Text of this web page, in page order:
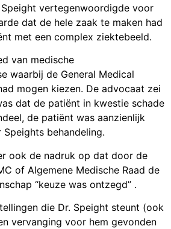
vertegenwoordigde voor
dat de hele zaak te maken had
met een complex ziektebeeld.
van medische
waarbij de General Medical
mogen kiezen. De advocaat zei
dat de patiënt in kwestie schade
de patiënt was aanzienlijk
behandeling.
ook de nadruk op dat door de
of Algemene Medische Raad de
“keuze was ontzegd” .
die Dr. Speight steunt (ook
vervanging voor hem gevonden